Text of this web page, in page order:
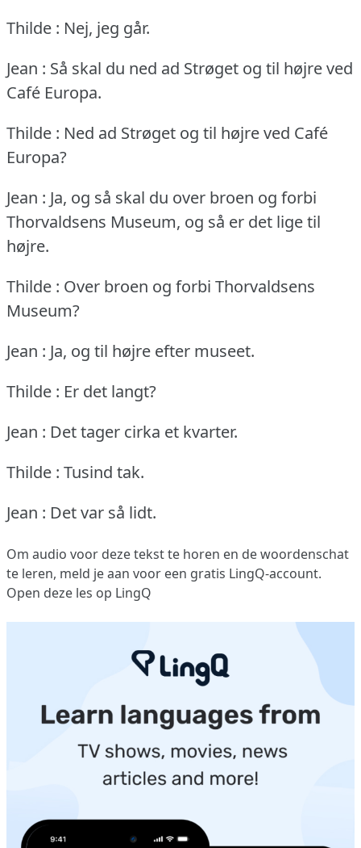
Thilde : Nej, jeg går.
Jean : Så skal du ned ad Strøget og til højre ved
Café Europa.
Thilde : Ned ad Strøget og til højre ved Café
Europa?
Jean : Ja, og så skal du over broen og forbi
Thorvaldsens Museum, og så er det lige til
højre.
Thilde : Over broen og forbi Thorvaldsens
Museum?
Jean : Ja, og til højre efter museet.
Thilde : Er det langt?
Jean : Det tager cirka et kvarter.
Thilde : Tusind tak.
Jean : Det var så lidt.
Om audio voor deze tekst te horen en de woordenschat
te leren, meld je aan voor een gratis LingQ-account.
Open deze les op LingQ